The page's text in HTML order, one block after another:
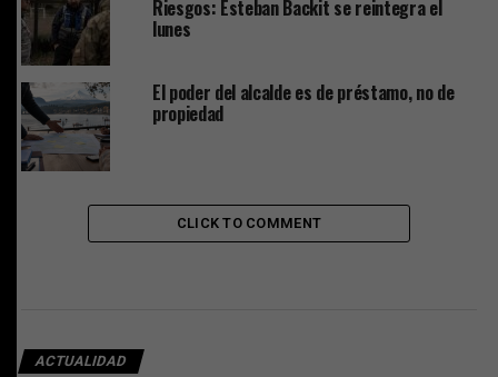
Riesgos: Esteban Backit se reintegra el
lunes
El poder del alcalde es de préstamo, no de
propiedad
CLICK TO COMMENT
ACTUALIDAD